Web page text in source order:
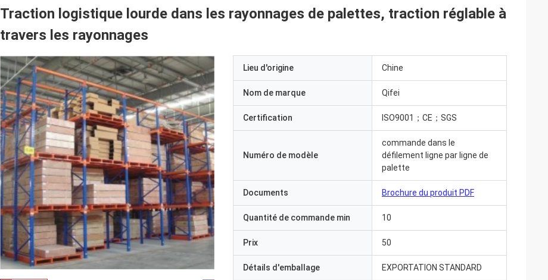
Traction logistique lourde dans les rayonnages de palettes, traction réglable à
travers les rayonnages
Lieu d'origine Chine
Nom de marque Qifei
Certification ISO9001；CE；SGS
Numéro de modèle
commande dans le
défilement ligne par ligne de
palette
Documents Brochure du produit PDF
Quantité de commande min 10
Prix 50
Détails d'emballage EXPORTATION STANDARD